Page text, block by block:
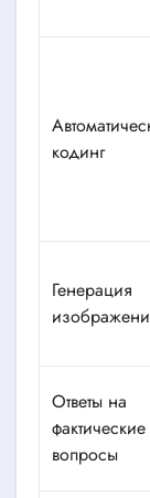
кодинг
Генерация
Ответы на
фактические
вопросы